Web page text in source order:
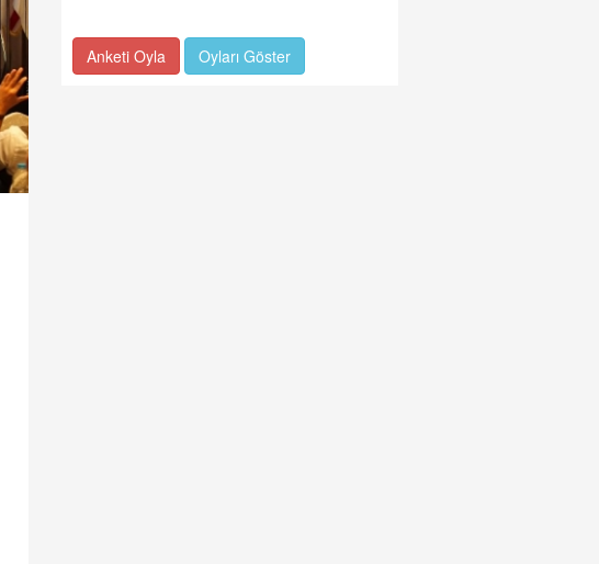
Anketi Oyla Oyları Göster